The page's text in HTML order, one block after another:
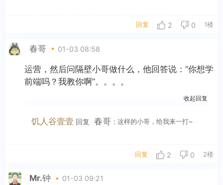
回复 2 0 1楼
春哥 01-03 08:58
运营，然后问隔壁小哥做什么，他回答说：“你想学
前端吗？我教你啊”。。。。
收起回复
饥人谷壹壹 回复 春哥 : 这样的小哥，给我来一打~
回复 2 0 2楼
Mr.钟 01-03 09:21